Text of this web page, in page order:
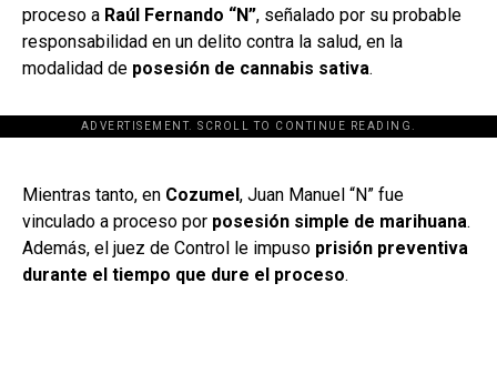
proceso a Raúl Fernando “N”, señalado por su probable
responsabilidad en un delito contra la salud, en la
modalidad de posesión de cannabis sativa.
ADVERTISEMENT. SCROLL TO CONTINUE READING.
[adsforwp id="243463"]
Mientras tanto, en Cozumel , Juan Manuel “N” fue
vinculado a proceso por posesión simple de marihuana.
Además, el juez de Control le impuso prisión preventiva
durante el tiempo que dure el proceso.